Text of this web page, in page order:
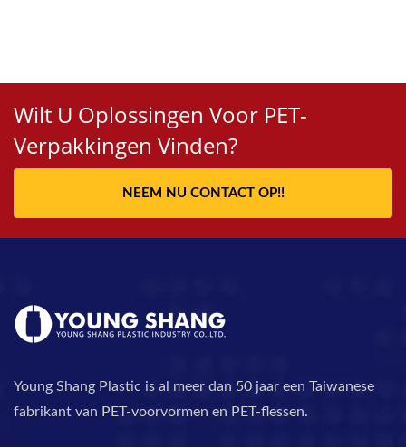
Wilt U Oplossingen Voor PET-
Verpakkingen Vinden?
NEEM NU CONTACT OP!!
Young Shang Plastic is al meer dan 50 jaar een Taiwanese
fabrikant van PET-voorvormen en PET-flessen.